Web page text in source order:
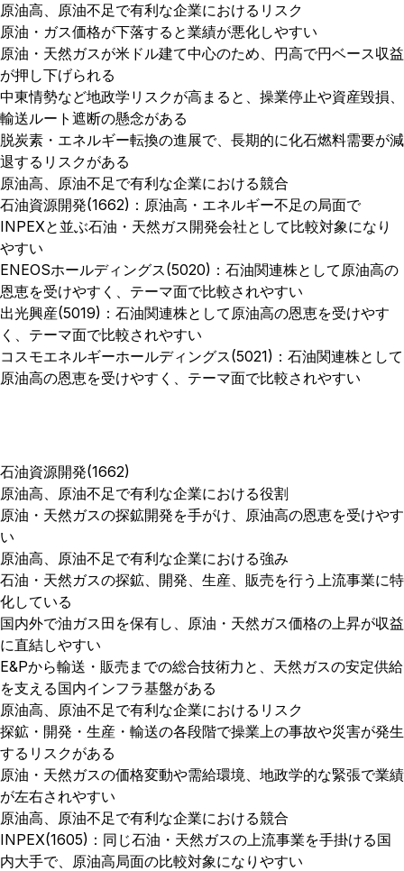
原油高、原油不足で有利な企業におけるリスク
原油・ガス価格が下落すると業績が悪化しやすい
原油・天然ガスが米ドル建て中心のため、円高で円ベース収益
が押し下げられる
中東情勢など地政学リスクが高まると、操業停止や資産毀損、
輸送ルート遮断の懸念がある
脱炭素・エネルギー転換の進展で、長期的に化石燃料需要が減
退するリスクがある
原油高、原油不足で有利な企業における競合
石油資源開発(1662)：原油高・エネルギー不足の局面で
INPEXと並ぶ石油・天然ガス開発会社として比較対象になり
やすい
ENEOSホールディングス(5020)：石油関連株として原油高の
恩恵を受けやすく、テーマ面で比較されやすい
出光興産(5019)：石油関連株として原油高の恩恵を受けやす
く、テーマ面で比較されやすい
コスモエネルギーホールディングス(5021)：石油関連株として
原油高の恩恵を受けやすく、テーマ面で比較されやすい
石油資源開発(1662)
原油高、原油不足で有利な企業における役割
原油・天然ガスの探鉱開発を手がけ、原油高の恩恵を受けやす
い
原油高、原油不足で有利な企業における強み
石油・天然ガスの探鉱、開発、生産、販売を行う上流事業に特
化している
国内外で油ガス田を保有し、原油・天然ガス価格の上昇が収益
に直結しやすい
E&Pから輸送・販売までの総合技術力と、天然ガスの安定供給
を支える国内インフラ基盤がある
原油高、原油不足で有利な企業におけるリスク
探鉱・開発・生産・輸送の各段階で操業上の事故や災害が発生
するリスクがある
原油・天然ガスの価格変動や需給環境、地政学的な緊張で業績
が左右されやすい
原油高、原油不足で有利な企業における競合
INPEX(1605)：同じ石油・天然ガスの上流事業を手掛ける国
内大手で、原油高局面の比較対象になりやすい